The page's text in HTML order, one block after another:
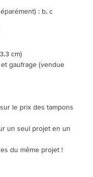
: b, c
cm)
gaufrage (vendue
le prix des tampons
un seul projet en un
du même projet !